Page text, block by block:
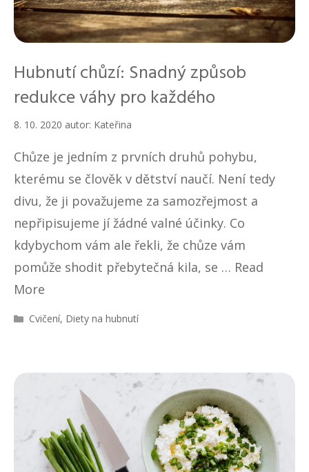
Hubnutí chůzí: Snadný způsob
redukce váhy pro každého
8. 10. 2020 autor: Kateřina
Chůze je jedním z prvních druhů pohybu,
kterému se člověk v dětství naučí. Není tedy
divu, že ji považujeme za samozřejmost a
nepřipisujeme jí žádné valné účinky. Co
kdybychom vám ale řekli, že chůze vám
pomůže shodit přebytečná kila, se … Read
More
R
i
Cvičení, Diety na hubnutí